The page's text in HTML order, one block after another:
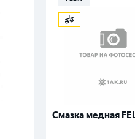
Смазка медная